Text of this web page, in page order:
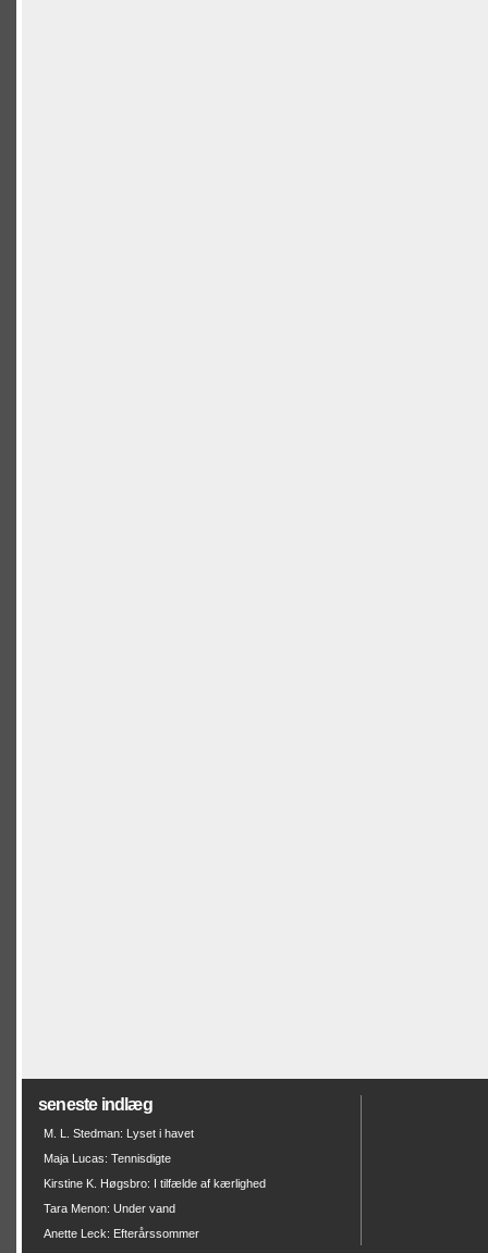
seneste indlæg
M. L. Stedman: Lyset i havet
Maja Lucas: Tennisdigte
Kirstine K. Høgsbro: I tilfælde af kærlighed
Tara Menon: Under vand
Anette Leck: Efterårssommer